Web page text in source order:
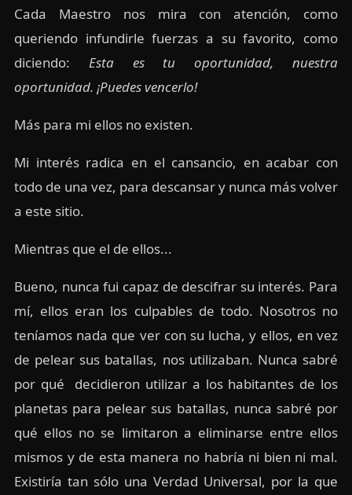
Cada Maestro nos mira con atención, como
queriendo infundirle fuerzas a su favorito, como
diciendo: Esta es tu oportunidad, nuestra
oportunidad. ¡Puedes vencerlo!
Más para mi ellos no existen.
Mi interés radica en el cansancio, en acabar con
todo de una vez, para descansar y nunca más volver
a este sitio.
Mientras que el de ellos...
Bueno, nunca fui capaz de descifrar su interés. Para
mí, ellos eran los culpables de todo. Nosotros no
teníamos nada que ver con su lucha, y ellos, en vez
de pelear sus batallas, nos utilizaban. Nunca sabré
por qué decidieron utilizar a los habitantes de los
planetas para pelear sus batallas, nunca sabré por
qué ellos no se limitaron a eliminarse entre ellos
mismos y de esta manera no habría ni bien ni mal.
Existiría tan sólo una Verdad Universal, por la que